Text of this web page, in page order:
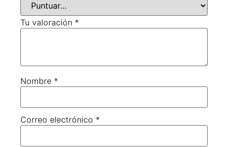
Tu valoración *
Nombre *
Correo electrónico *